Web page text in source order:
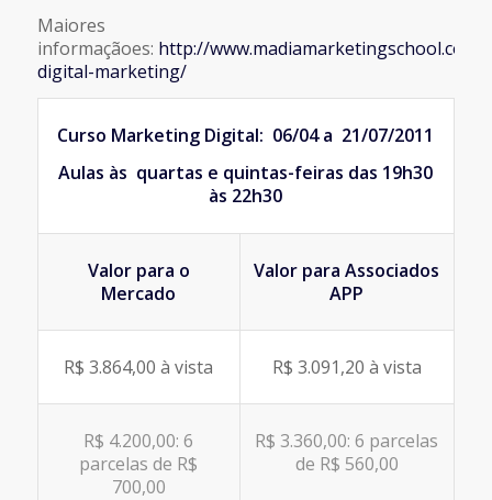
Maiores
informaçãoes: http://
digital-marketing/
Curso Marketing Digital: 06/04 a 21/07/2011
Aulas às quartas e quintas-feiras das 19h30
às 22h30
Valor para o
Mercado
Valor para Associados
APP
R$ 3.864,00 à vista R$ 3.091,20 à vista
R$ 4.200,00: 6
parcelas de R$
700,00
R$ 3.360,00: 6 parcelas
de R$ 560,00